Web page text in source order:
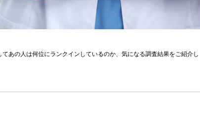
あの人は何位にランクインしているのか、気になる調査結果をご紹介し